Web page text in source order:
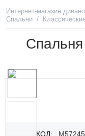
Интернет-магазин
Спальни /
КОД: